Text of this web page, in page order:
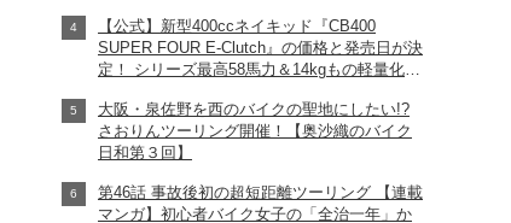
【公式】新型400ccネイキッド『CB400
SUPER FOUR E-Clutch』の価格と発売日が決
定！ シリーズ最高58馬力＆14kgもの軽量化!?
【Honda2026新車ニュース】
大阪・泉佐野を西のバイクの聖地にしたい!?
さおりんツーリング開催！【奥沙織のバイク
日和第３回】
第46話 事故後初の超短距離ツーリング 【連載
マンガ】初心者バイク女子の「全治一年」か